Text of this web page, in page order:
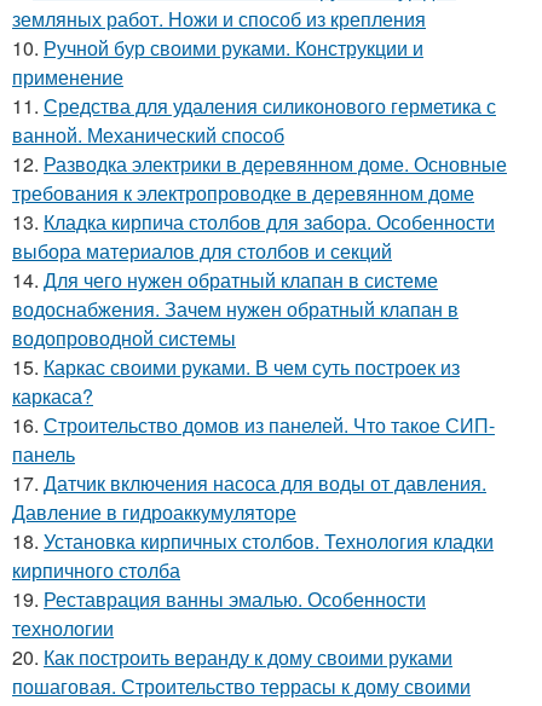
земляных работ. Ножи и способ из крепления
10. Ручной бур своими руками. Конструкции и
применение
11. Средства для удаления силиконового герметика с
ванной. Механический способ
12. Разводка электрики в деревянном доме. Основные
требования к электропроводке в деревянном доме
13. Кладка кирпича столбов для забора. Особенности
выбора материалов для столбов и секций
14. Для чего нужен обратный клапан в системе
водоснабжения. Зачем нужен обратный клапан в
водопроводной системы
15. Каркас своими руками. В чем суть построек из
каркаса?
16. Строительство домов из панелей. Что такое СИП-
панель
17. Датчик включения насоса для воды от давления.
Давление в гидроаккумуляторе
18. Установка кирпичных столбов. Технология кладки
кирпичного столба
19. Реставрация ванны эмалью. Особенности
технологии
20. Как построить веранду к дому своими руками
пошаговая. Строительство террасы к дому своими